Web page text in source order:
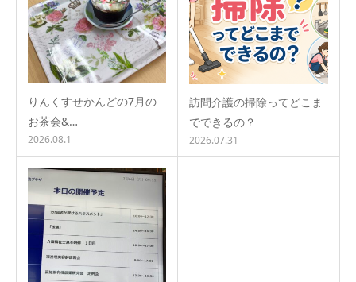
りんくすせかんどの7月の
お茶会&…
2026.08.1
訪問介護の掃除ってどこま
でできるの？
2026.07.31